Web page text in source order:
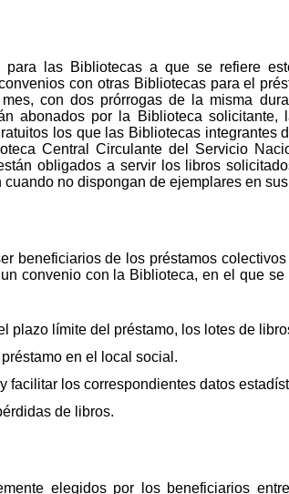
para las Bibliotecas a que se refiere
con otras Bibliotecas para el
con dos prórrogas de la misma
abonados por la Biblioteca solicitante,
los que las Bibliotecas integrantes
Central Circulante del Servicio
obligados a servir los libros
no dispongan de ejemplares en
beneficiarios de los préstamos
convenio con la Biblioteca, en el que
plazo límite del préstamo, los lotes de
en el local social.
facilitar los correspondientes datos
de libros.
elegidos por los beneficiarios